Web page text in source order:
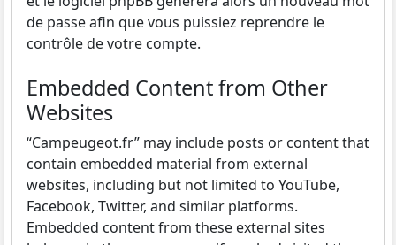
de passe afin que vous puissiez reprendre le
contrôle de votre compte.
Embedded Content from Other
Websites
“Campeugeot.fr” may include posts or content that
contain embedded material from external
websites, including but not limited to YouTube,
Facebook, Twitter, and similar platforms.
Embedded content from these external sites